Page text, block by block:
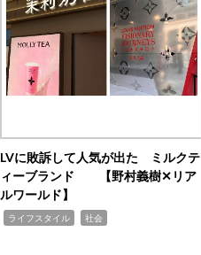
LVに敗訴して人気が出た ミルクテ
ィーブランド 【野村義樹✕リア
ルワールド】
ライフスタイル 社会